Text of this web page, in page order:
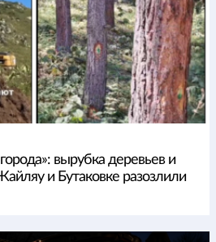
вырубка деревьев и
и Бутаковке разозлили